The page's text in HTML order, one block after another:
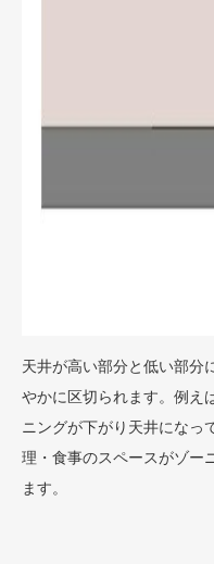
天井が高い部分と低い部分
やかに区切られます。例え
ニングが下がり天井になっ
理・食事のスペースがゾー
ます。